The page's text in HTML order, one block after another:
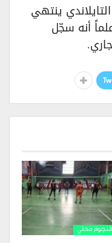
ينتهي
القادم (2026) علماً أنه سجّل
محلي